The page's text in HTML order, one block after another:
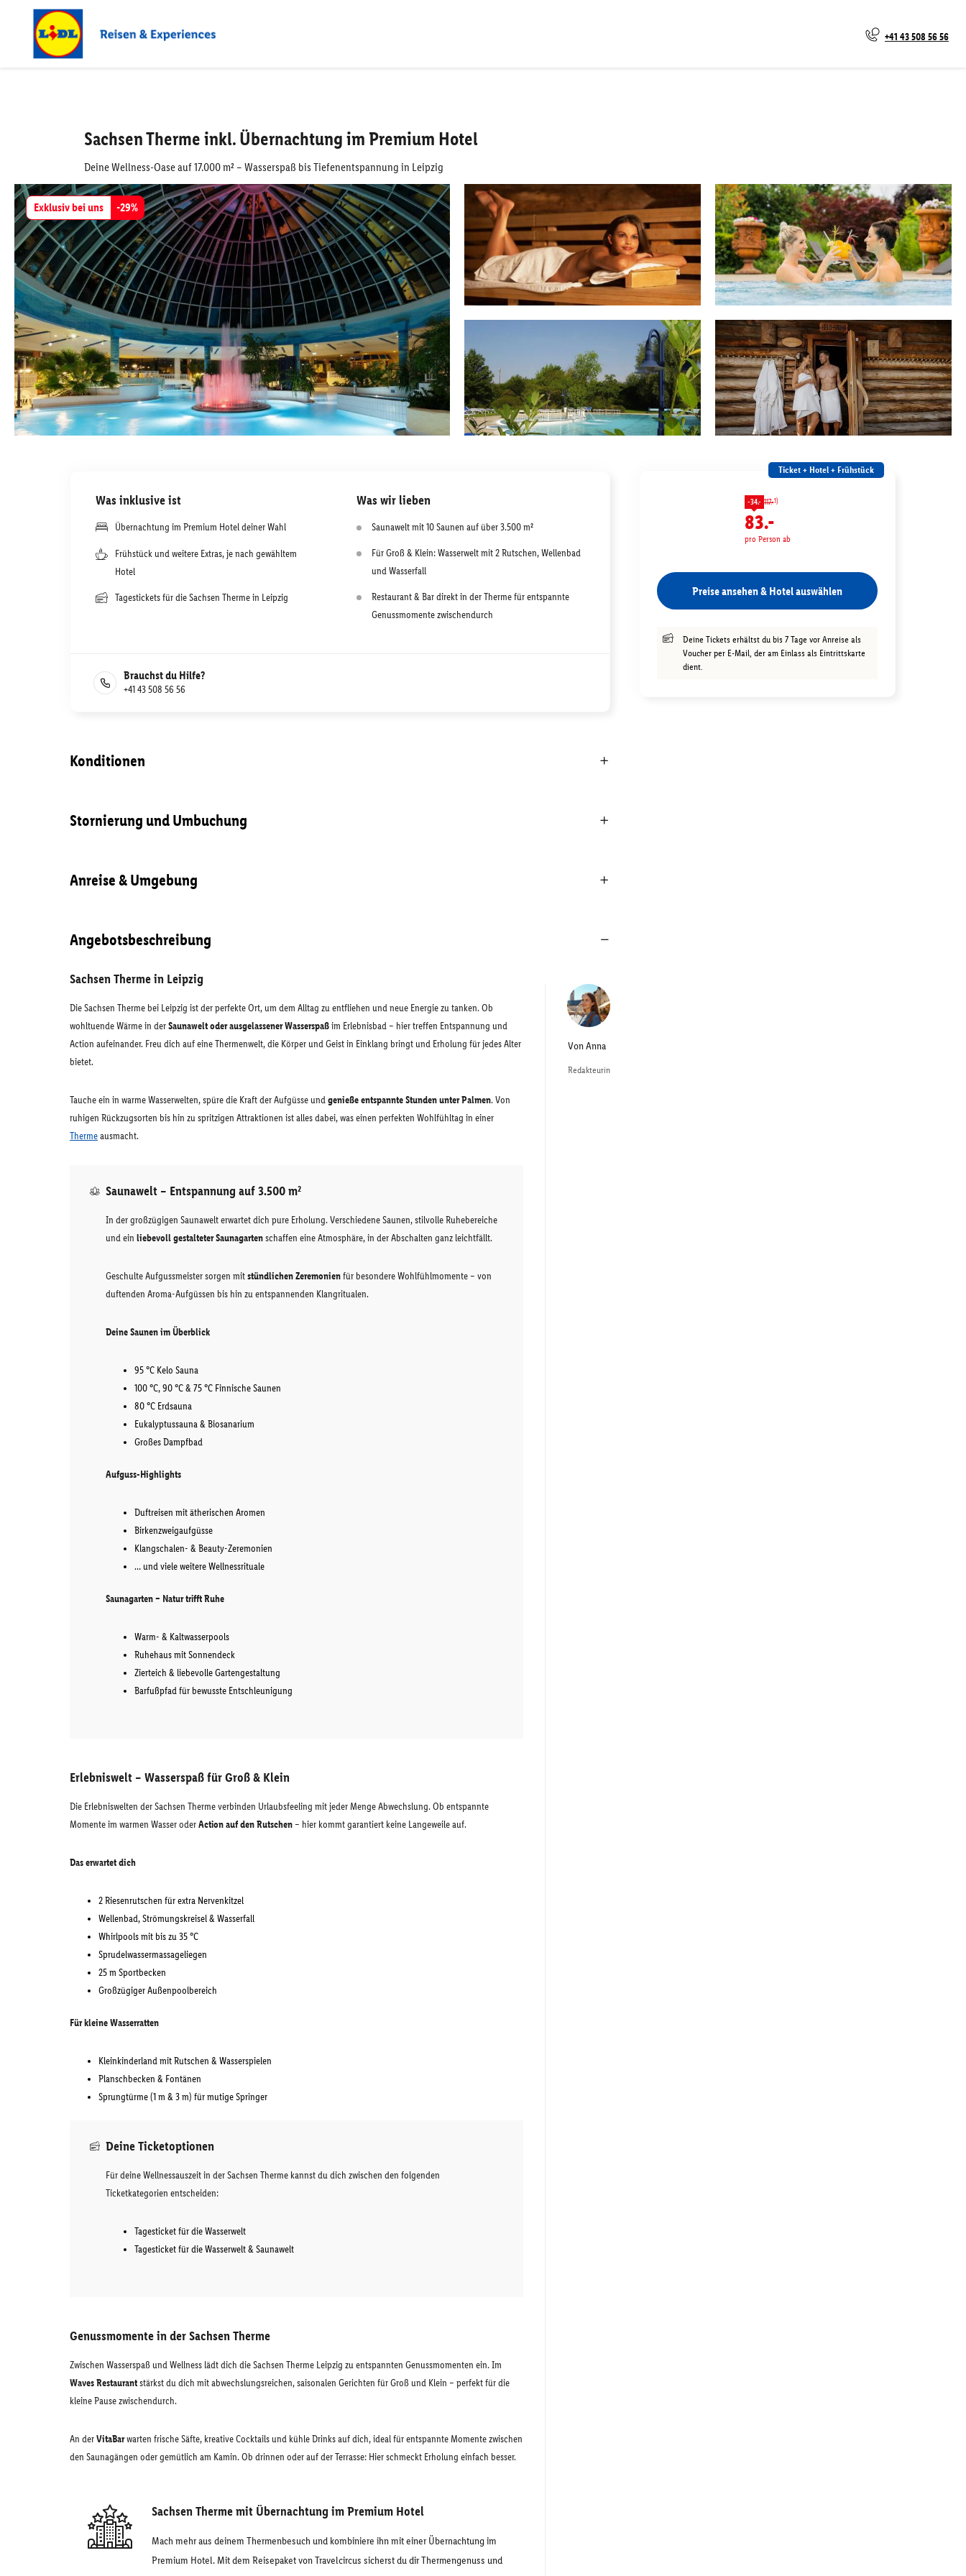
+41 43 508 56 56
Sachsen Therme inkl. Übernachtung im Premium Hotel
Deine Wellness-Oase auf 17.000 m² – Wasserspaß bis Tiefenentspannung in Leipzig
Exklusiv bei uns -29%
Ticket + Hotel + Frühstück
-34.- 117.-1)
83.-
pro Person ab
Preise ansehen & Hotel auswählen
Deine Tickets erhältst du bis 7 Tage vor Anreise als
Voucher per E-Mail, der am Einlass als Eintrittskarte
dient.
Was inklusive ist
Übernachtung im Premium Hotel deiner Wahl
Frühstück und weitere Extras, je nach gewähltem
Hotel
Tagestickets für die Sachsen Therme in Leipzig
Was wir lieben
Saunawelt mit 10 Saunen auf über 3.500 m²
Für Groß & Klein: Wasserwelt mit 2 Rutschen, Wellenbad
und Wasserfall
Restaurant & Bar direkt in der Therme für entspannte
Genussmomente zwischendurch
Brauchst du Hilfe?
+41 43 508 56 56
Konditionen
Stornierung und Umbuchung
Anreise & Umgebung
Angebotsbeschreibung
Sachsen Therme in Leipzig
Die Sachsen Therme bei Leipzig ist der perfekte Ort, um dem Alltag zu entfliehen und neue Energie zu tanken. Ob
wohltuende Wärme in derSaunawelt oder ausgelassener Wasserspaßim Erlebnisbad – hier treffen Entspannung und
Action aufeinander. Freu dich auf eine Thermenwelt, die Körper und Geist in Einklang bringt und Erholung für jedes Alter
bietet.
Tauche ein in warme Wasserwelten, spüre die Kraft der Aufgüsse undgenieße entspannte Stunden unter Palmen. Von
ruhigen Rückzugsorten bis hin zu spritzigen Attraktionen ist alles dabei, was einen perfekten Wohlfühltag in einer
Thermeausmacht.
Saunawelt – Entspannung auf 3.500 m²
In der großzügigen Saunawelt erwartet dich pure Erholung. Verschiedene Saunen, stilvolle Ruhebereiche
und ein liebevoll gestalteter Saunagartenschaffen eine Atmosphäre, in der Abschalten ganz leichtfällt.
Geschulte Aufgussmeister sorgen mitstündlichen Zeremonienfür besondere Wohlfühlmomente – von
duftenden Aroma-Aufgüssen bis hin zu entspannenden Klangritualen.
Deine Saunen im Überblick
95 °C Kelo Sauna
100 °C, 90 °C & 75 °C Finnische Saunen
80 °C Erdsauna
Eukalyptussauna & Biosanarium
Großes Dampfbad
Aufguss-Highlights
Duftreisen mit ätherischen Aromen
Birkenzweigaufgüsse
Klangschalen- & Beauty-Zeremonien
… und viele weitere Wellnessrituale
Saunagarten – Natur trifft Ruhe
Warm- & Kaltwasserpools
Ruhehaus mit Sonnendeck
Zierteich & liebevolle Gartengestaltung
Barfußpfad für bewusste Entschleunigung
Erlebniswelt – Wasserspaß für Groß & Klein
Die Erlebniswelten der Sachsen Therme verbinden Urlaubsfeeling mit jeder Menge Abwechslung. Ob entspannte
Momente im warmen Wasser oderAction auf den Rutschen– hier kommt garantiert keine Langeweile auf.
Das erwartet dich
2 Riesenrutschen für extra Nervenkitzel
Wellenbad, Strömungskreisel & Wasserfall
Whirlpools mit bis zu 35 °C
Sprudelwassermassageliegen
25 m Sportbecken
Großzügiger Außenpoolbereich
Für kleine Wasserratten
Kleinkinderland mit Rutschen & Wasserspielen
Planschbecken & Fontänen
Sprungtürme (1 m & 3 m) für mutige Springer
Deine Ticketoptionen
Für deine Wellnessauszeit in der Sachsen Therme kannst du dich zwischen den folgenden
Ticketkategorien entscheiden:
Tagesticket für die Wasserwelt
Tagesticket für die Wasserwelt & Saunawelt
Genussmomente in der Sachsen Therme
Zwischen Wasserspaß und Wellness lädt dich die Sachsen Therme Leipzig zu entspannten Genussmomenten ein. Im
Waves Restaurantstärkst du dich mit abwechslungsreichen, saisonalen Gerichten für Groß und Klein – perfekt für die
kleine Pause zwischendurch.
An derVitaBarwarten frische Säfte, kreative Cocktails und kühle Drinks auf dich, ideal für entspannte Momente zwischen
den Saunagängen oder gemütlich am Kamin. Ob drinnen oder auf der Terrasse: Hier schmeckt Erholung einfach besser.
Sachsen Therme mit Übernachtung im Premium Hotel
Mach mehr aus deinem Thermenbesuch und kombiniere ihn mit einer Übernachtung im
Premium Hotel. Mit dem Reisepaket von Travelcircus sicherst du dir Thermengenuss und
VonAnna
Redakteurin